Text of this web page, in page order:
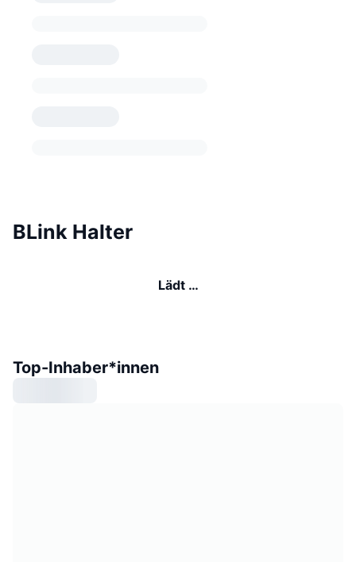
BLink Halter
Lädt …
Top-Inhaber*innen